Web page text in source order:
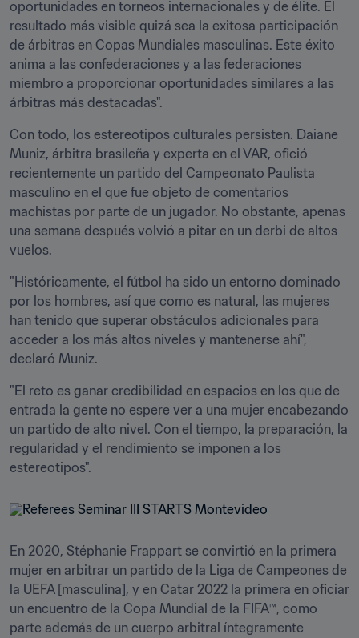
oportunidades en torneos internacionales y de élite. El
resultado más visible quizá sea la exitosa participación
de árbitras en Copas Mundiales masculinas. Este éxito
anima a las confederaciones y a las federaciones
miembro a proporcionar oportunidades similares a las
árbitras más destacadas".
Con todo, los estereotipos culturales persisten. Daiane
Muniz, árbitra brasileña y experta en el VAR, ofició
recientemente un partido del Campeonato Paulista
masculino en el que fue objeto de comentarios
machistas por parte de un jugador. No obstante, apenas
una semana después volvió a pitar en un derbi de altos
vuelos.
"Históricamente, el fútbol ha sido un entorno dominado
por los hombres, así que como es natural, las mujeres
han tenido que superar obstáculos adicionales para
acceder a los más altos niveles y mantenerse ahí",
declaró Muniz.
"El reto es ganar credibilidad en espacios en los que de
entrada la gente no espere ver a una mujer encabezando
un partido de alto nivel. Con el tiempo, la preparación, la
regularidad y el rendimiento se imponen a los
estereotipos".
En 2020, Stéphanie Frappart se convirtió en la primera
mujer en arbitrar un partido de la Liga de Campeones de
la UEFA [masculina], y en Catar 2022 la primera en oficiar
un encuentro de la Copa Mundial de la FIFA™, como
parte además de un cuerpo arbitral íntegramente